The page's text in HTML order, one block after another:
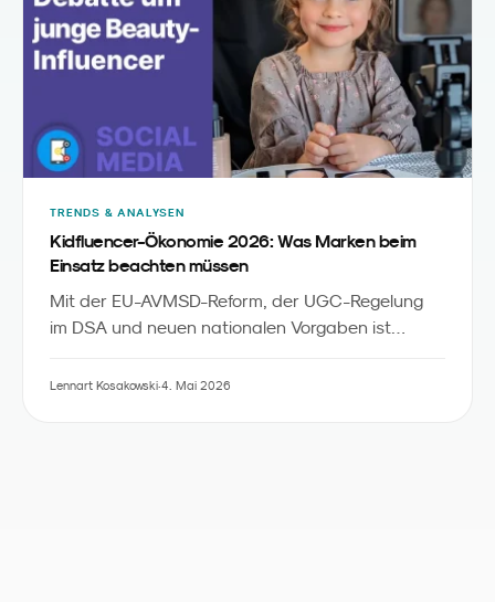
TRENDS & ANALYSEN
Kidfluencer-Ökonomie 2026: Was Marken beim
Einsatz beachten müssen
Mit der EU-AVMSD-Reform, der UGC-Regelung
im DSA und neuen nationalen Vorgaben ist
Bereich. Gleichzeitig erreichen Kidfluencer
Lennart Kosakowski·4. Mai 2026